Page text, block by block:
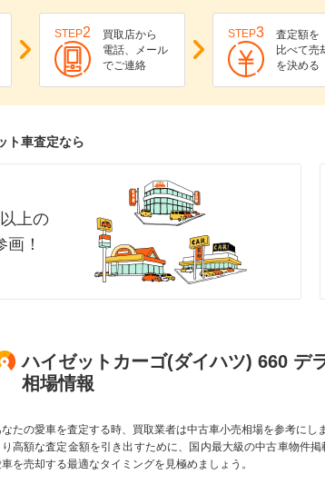
STEP2
買取店から
電話、メール
でご連絡
STEP3
査定額を
比べて売
を決める
ト車査定なら
上の
！
ハイゼットカーゴ(ダイハツ) 660 デ
相場情報
たの愛車を査定する時、買取業者は中古車小売相場を参考にしま
り高額な査定金額を引き出すために、国内最大級の中古車物件
を売却する最適なタイミングを見極めましょう。